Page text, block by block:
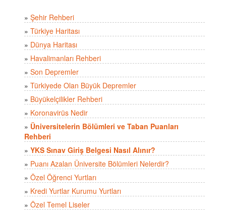
» Şehir Rehberi
» Türkiye Haritası
» Dünya Haritası
» Havalimanları Rehberi
» Son Depremler
» Türkiyede Olan Büyük Depremler
» Büyükelçilikler Rehberi
» Koronavirüs Nedir
» Üniversitelerin Bölümleri ve Taban Puanları
Rehberi
» YKS Sınav Giriş Belgesi Nasıl Alınır?
» Puanı Azalan Üniversite Bölümleri Nelerdir?
» Özel Öğrenci Yurtları
» Kredi Yurtlar Kurumu Yurtları
» Özel Temel Liseler